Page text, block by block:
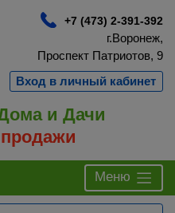
+7 (473) 2-391-392
г.Воронеж,
Проспект Патриотов, 9
Вход в личный кабинет
и Дачи
Меню